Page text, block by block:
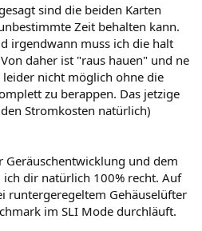
sind die beiden Karten
Zeit behalten kann.
irgendwann muss ich die halt
daher ist "raus hauen" und ne
nicht möglich ohne die
zu berappen. Das jetzige
Stromkosten natürlich)
Geräuschentwicklung und dem
dir natürlich 100% recht. Auf
runtergeregeltem Gehäuselüfter
im SLI Mode durchläuft.